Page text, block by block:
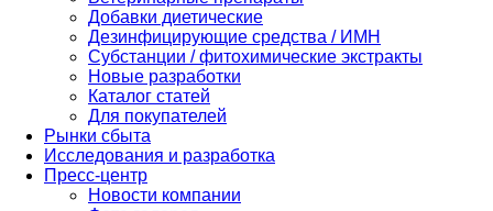
Добавки диетические
Дезинфицирующие средства / ИМН
Субстанции / фитохимические экстракты
Новые разработки
Каталог статей
Для покупателей
Рынки сбыта
Исследования и разработка
Пресс-центр
Новости компании